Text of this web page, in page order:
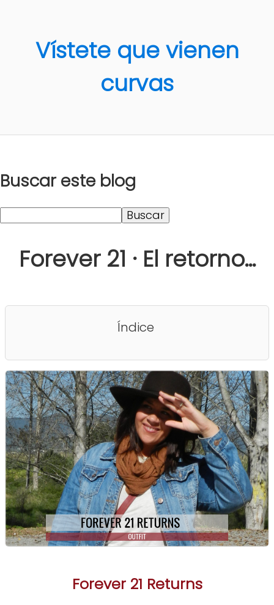
Vístete que vienen
curvas
Buscar este blog
Forever 21 · El retorno...
Índice
Forever 21 Returns